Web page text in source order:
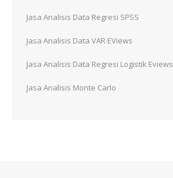
Jasa Analisis Data Regresi SPSS
Jasa Analisis Data VAR EViews
Jasa Analisis Data Regresi Logistik Eviews
Jasa Analisis Monte Carlo